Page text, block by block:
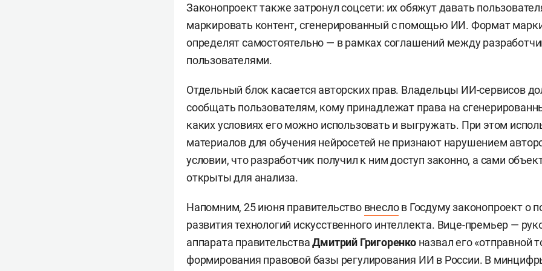
Законопроект также затронул соцсети: их обяжут давать
маркировать контент, сгенерированный с помощью ИИ. Формат
определят самостоятельно — в рамках соглашений между
пользователями.
Отдельный блок касается авторских прав. Владельцы ИИ-сервисов
сообщать пользователям, кому принадлежат права на
каких условиях его можно использовать и выгружать. При этом
материалов для обучения нейросетей не признают нарушением
условии, что разработчик получил к ним доступ законно, а сами
открыты для анализа.
Напомним, 25 июня правительство внеслов Госдуму законопроект о
развития технологий искусственного интеллекта. Вице-премьер —
аппарата правительстваДмитрий Григоренконазвал его «отправной
формирования правовой базы регулирования ИИ в России. В